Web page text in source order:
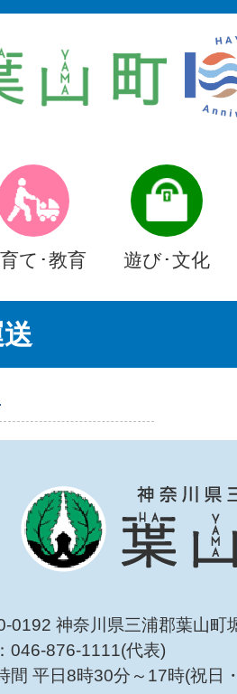
て･教育 遊び･文化
0192 神奈川県三浦郡葉山町
046-876-1111(代表)
間 平日8時30分～17時(祝日